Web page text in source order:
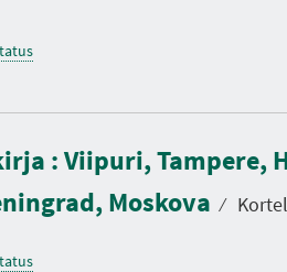
: Viipuri, Tampere,
Moskova ⁄